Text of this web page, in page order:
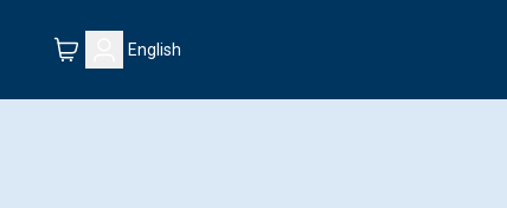
English